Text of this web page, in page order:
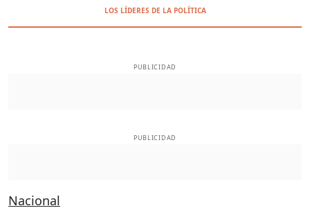
LOS LÍDERES DE LA POLÍTICA
PUBLICIDAD
PUBLICIDAD
Nacional